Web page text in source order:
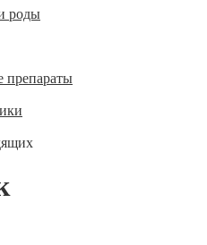
роды
препараты